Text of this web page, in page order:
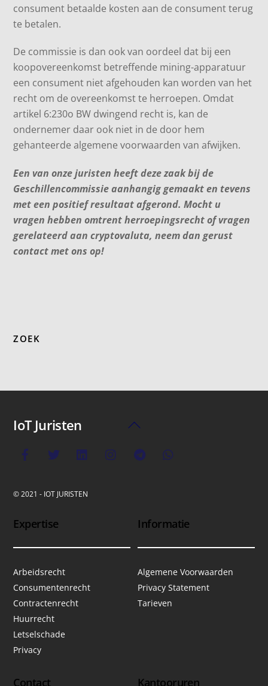
consument betaalde kosten aan de consument terug
te betalen.
De commissie is dan ook van oordeel dat bij een
koopovereenkomst betreffende mining-apparatuur
een consument niet afgehouden kan worden van het
recht om de overeenkomst te herroepen. Omdat
artikel 6:230o BW dwingend recht is, kan de
ondernemer daar ook niet in de door hem
gehanteerde algemene voorwaarden van afwijken.
Een van onze juristen heeft deze zaak bij de
Geschillencommissie aanhangig gemaakt en tevens
met een positief resultaat afgerond. Mocht u
vragen hebben omtrent herroepingsrecht of vragen
gerelateerd aan cryptovaluta, neem dan gerust
contact met ons op!
ZOEK
Back
Top
IoT Juristen
© 2021 - IOT JURISTEN
Expertise
Arbeidsrecht
Consumentenrecht
Contractenrecht
Huurrecht
Letselschade
Privacy
Informatie
Algemene Voorwaarden
Privacy Statement
Tarieven
Contact Kantooruren